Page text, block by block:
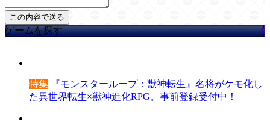
ゲームを探す
特集 『モンスターループ：獣神転生』名将がケモ化し
た異世界転生×獣神進化RPG。事前登録受付中！